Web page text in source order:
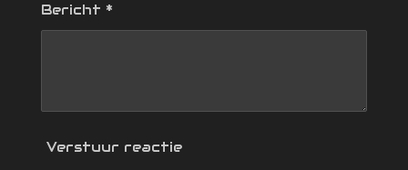
Bericht *
Verstuur reactie